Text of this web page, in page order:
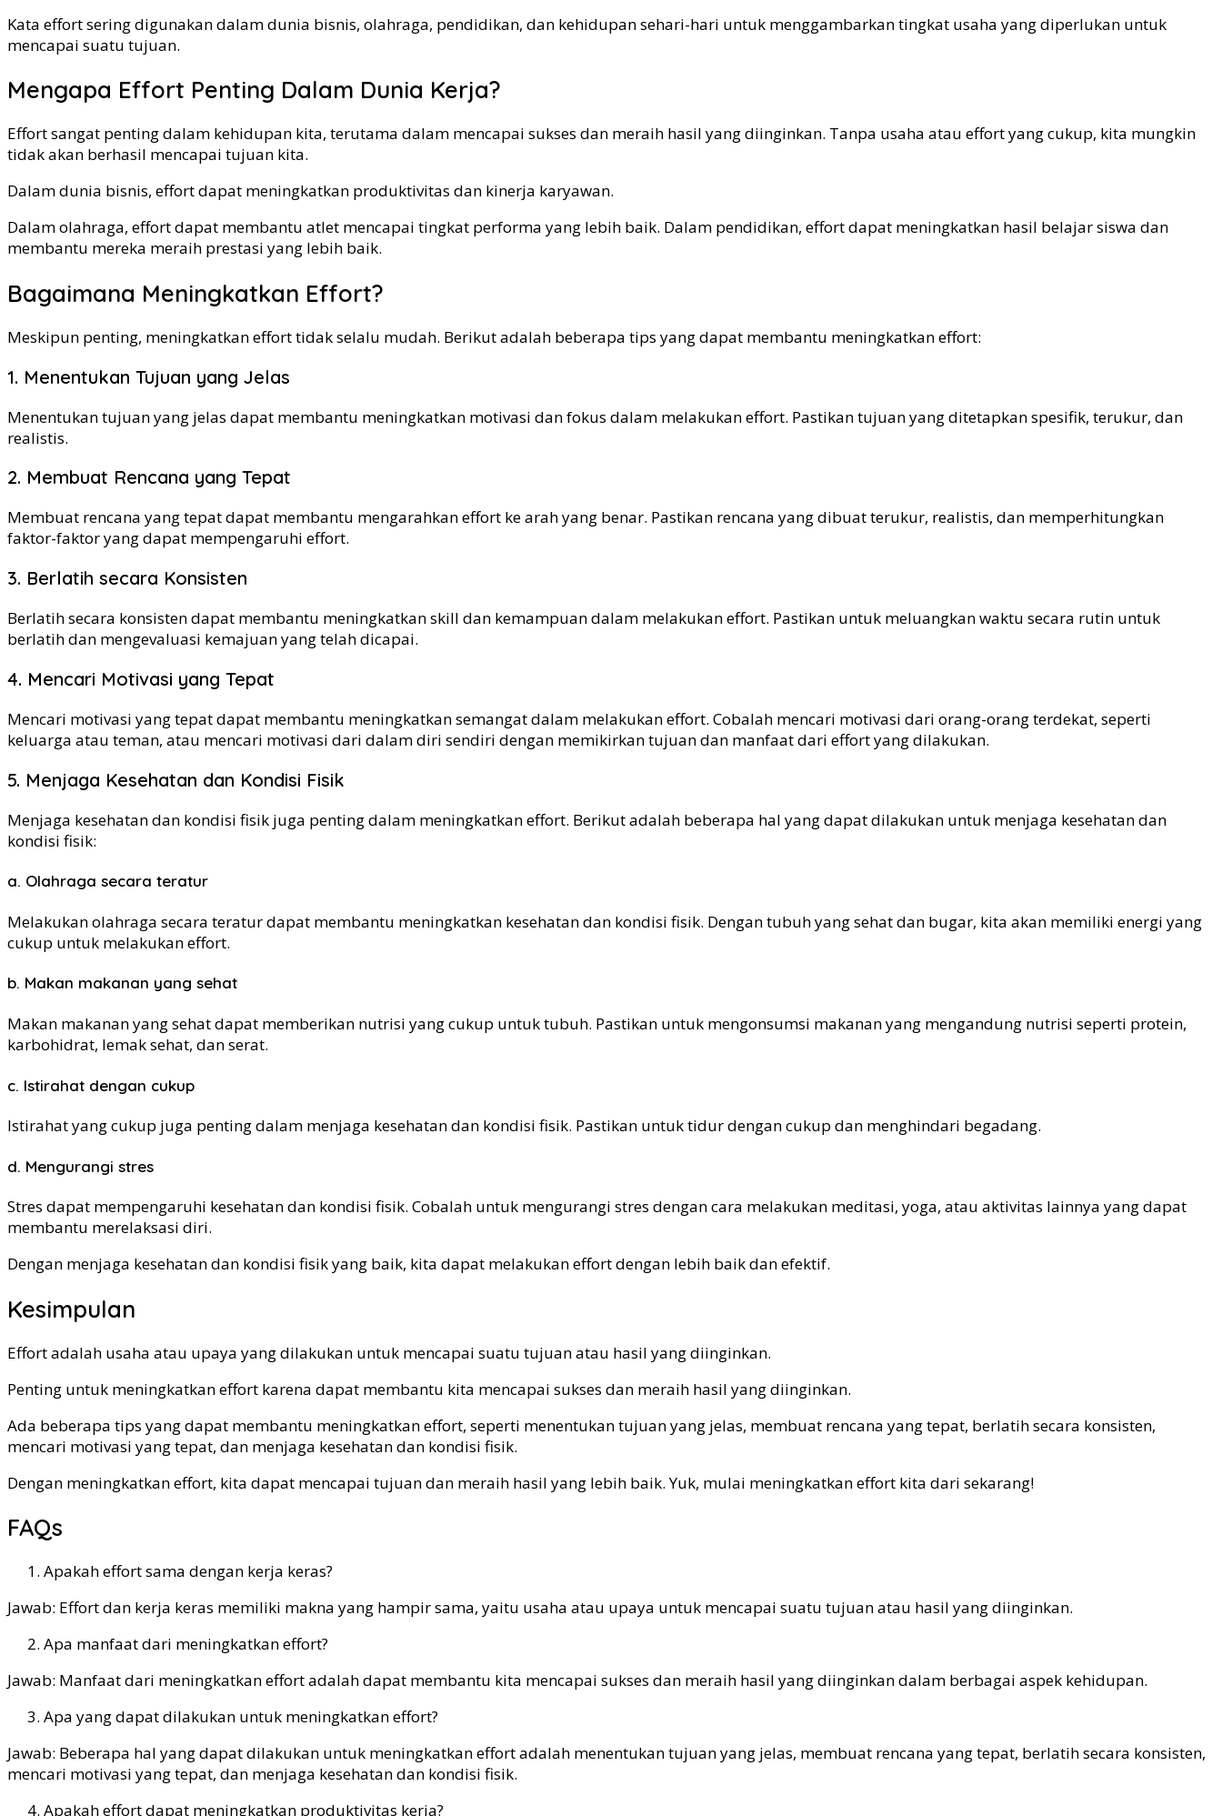
Kata effort sering digunakan dalam dunia bisnis, olahraga, pendidikan, dan kehidupan sehari-hari untuk menggambarkan tingkat usaha yang diperlukan untuk
mencapai suatu tujuan.
Mengapa Effort Penting Dalam Dunia Kerja?
Effort sangat penting dalam kehidupan kita, terutama dalam mencapai sukses dan meraih hasil yang diinginkan. Tanpa usaha atau effort yang cukup, kita mungkin
tidak akan berhasil mencapai tujuan kita.
Dalam dunia bisnis, effort dapat meningkatkan produktivitas dan kinerja karyawan.
Dalam olahraga, effort dapat membantu atlet mencapai tingkat performa yang lebih baik. Dalam pendidikan, effort dapat meningkatkan hasil belajar siswa dan
membantu mereka meraih prestasi yang lebih baik.
Bagaimana Meningkatkan Effort?
Meskipun penting, meningkatkan effort tidak selalu mudah. Berikut adalah beberapa tips yang dapat membantu meningkatkan effort:
1. Menentukan Tujuan yang Jelas
Menentukan tujuan yang jelas dapat membantu meningkatkan motivasi dan fokus dalam melakukan effort. Pastikan tujuan yang ditetapkan spesifik, terukur, dan
realistis.
2. Membuat Rencana yang Tepat
Membuat rencana yang tepat dapat membantu mengarahkan effort ke arah yang benar. Pastikan rencana yang dibuat terukur, realistis, dan memperhitungkan
faktor-faktor yang dapat mempengaruhi effort.
3. Berlatih secara Konsisten
Berlatih secara konsisten dapat membantu meningkatkan skill dan kemampuan dalam melakukan effort. Pastikan untuk meluangkan waktu secara rutin untuk
berlatih dan mengevaluasi kemajuan yang telah dicapai.
4. Mencari Motivasi yang Tepat
Mencari motivasi yang tepat dapat membantu meningkatkan semangat dalam melakukan effort. Cobalah mencari motivasi dari orang-orang terdekat, seperti
keluarga atau teman, atau mencari motivasi dari dalam diri sendiri dengan memikirkan tujuan dan manfaat dari effort yang dilakukan.
5. Menjaga Kesehatan dan Kondisi Fisik
Menjaga kesehatan dan kondisi fisik juga penting dalam meningkatkan effort. Berikut adalah beberapa hal yang dapat dilakukan untuk menjaga kesehatan dan
kondisi fisik:
a. Olahraga secara teratur
Melakukan olahraga secara teratur dapat membantu meningkatkan kesehatan dan kondisi fisik. Dengan tubuh yang sehat dan bugar, kita akan memiliki energi yang
cukup untuk melakukan effort.
b. Makan makanan yang sehat
Makan makanan yang sehat dapat memberikan nutrisi yang cukup untuk tubuh. Pastikan untuk mengonsumsi makanan yang mengandung nutrisi seperti protein,
karbohidrat, lemak sehat, dan serat.
c. Istirahat dengan cukup
Istirahat yang cukup juga penting dalam menjaga kesehatan dan kondisi fisik. Pastikan untuk tidur dengan cukup dan menghindari begadang.
d. Mengurangi stres
Stres dapat mempengaruhi kesehatan dan kondisi fisik. Cobalah untuk mengurangi stres dengan cara melakukan meditasi, yoga, atau aktivitas lainnya yang dapat
membantu merelaksasi diri.
Dengan menjaga kesehatan dan kondisi fisik yang baik, kita dapat melakukan effort dengan lebih baik dan efektif.
Kesimpulan
Effort adalah usaha atau upaya yang dilakukan untuk mencapai suatu tujuan atau hasil yang diinginkan.
Penting untuk meningkatkan effort karena dapat membantu kita mencapai sukses dan meraih hasil yang diinginkan.
Ada beberapa tips yang dapat membantu meningkatkan effort, seperti menentukan tujuan yang jelas, membuat rencana yang tepat, berlatih secara konsisten,
mencari motivasi yang tepat, dan menjaga kesehatan dan kondisi fisik.
Dengan meningkatkan effort, kita dapat mencapai tujuan dan meraih hasil yang lebih baik. Yuk, mulai meningkatkan effort kita dari sekarang!
FAQs
Apakah effort sama dengan kerja keras?
Jawab: Effort dan kerja keras memiliki makna yang hampir sama, yaitu usaha atau upaya untuk mencapai suatu tujuan atau hasil yang diinginkan.
Apa manfaat dari meningkatkan effort?
Jawab: Manfaat dari meningkatkan effort adalah dapat membantu kita mencapai sukses dan meraih hasil yang diinginkan dalam berbagai aspek kehidupan.
Apa yang dapat dilakukan untuk meningkatkan effort?
Jawab: Beberapa hal yang dapat dilakukan untuk meningkatkan effort adalah menentukan tujuan yang jelas, membuat rencana yang tepat, berlatih secara konsisten,
mencari motivasi yang tepat, dan menjaga kesehatan dan kondisi fisik.
Apakah effort dapat meningkatkan produktivitas kerja?